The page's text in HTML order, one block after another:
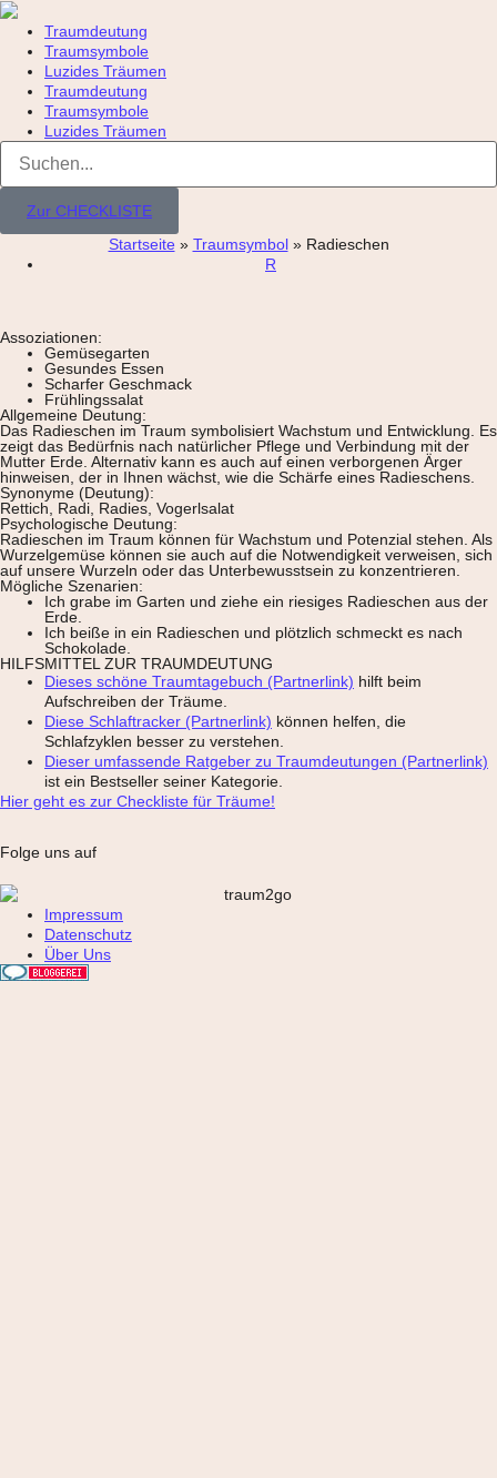
Traumdeutung
Traumsymbole
Luzides Träumen
Traumdeutung
Traumsymbole
Luzides Träumen
Zur CHECKLISTE
Startseite » Traumsymbol» Radieschen
R
Assoziationen:
Gemüsegarten
Gesundes Essen
Scharfer Geschmack
Frühlingssalat
Allgemeine Deutung:
Das Radieschen im Traum symbolisiert Wachstum und Entwicklung. Es
zeigt das Bedürfnis nach natürlicher Pflege und Verbindung mit der
Mutter Erde. Alternativ kann es auch auf einen verborgenen Ärger
hinweisen, der in Ihnen wächst, wie die Schärfe eines Radieschens.
Synonyme (Deutung):
Rettich, Radi, Radies, Vogerlsalat
Psychologische Deutung:
Radieschen im Traum können für Wachstum und Potenzial stehen. Als
Wurzelgemüse können sie auch auf die Notwendigkeit verweisen, sich
auf unsere Wurzeln oder das Unterbewusstsein zu konzentrieren.
Mögliche Szenarien:
Ich grabe im Garten und ziehe ein riesiges Radieschen aus der
Erde.
Ich beiße in ein Radieschen und plötzlich schmeckt es nach
Schokolade.
HILFSMITTEL ZUR TRAUMDEUTUNG
Dieses schöne Traumtagebuch (Partnerlink) hilft beim
Aufschreiben der Träume.
Diese Schlaftracker (Partnerlink) können helfen, die
Schlafzyklen besser zu verstehen.
Dieser umfassende Ratgeber zu Traumdeutungen (Partnerlink)
ist ein Bestseller seiner Kategorie.
Hier geht es zur Checkliste für Träume!
Folge uns auf
Impressum
Datenschutz
Über Uns